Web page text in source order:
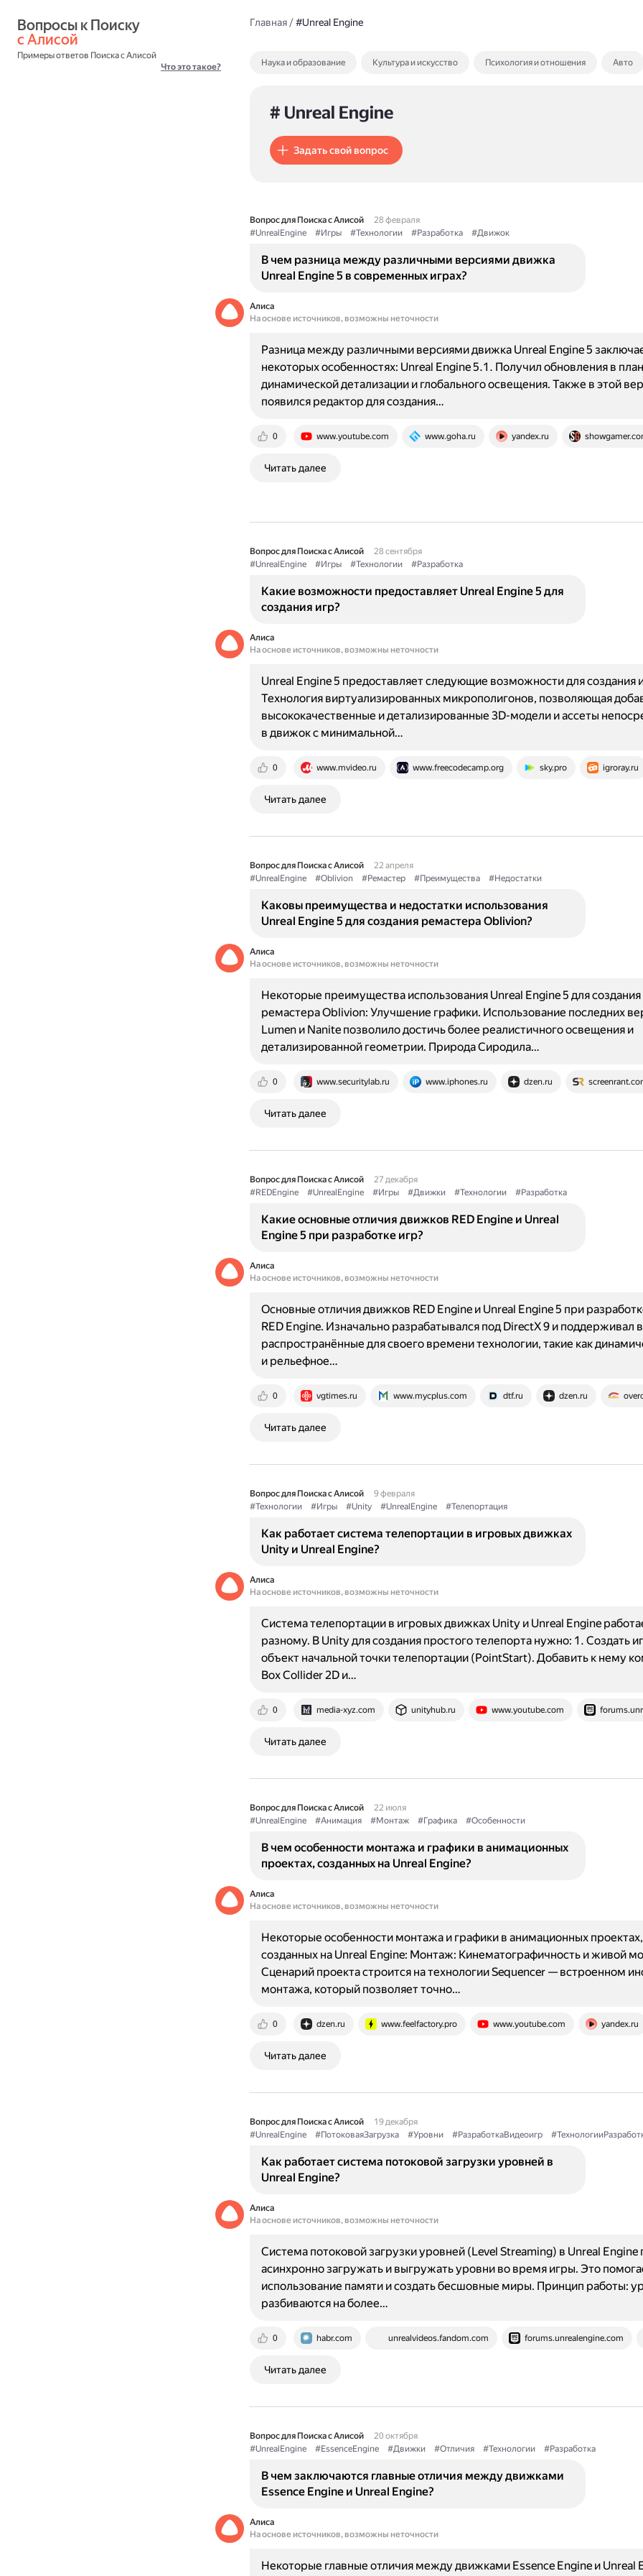
с Алисой
Примеры ответов Поиска с Алисой
Что это такое?
Главная/#Unreal Engine
Наука и образование Культура и искусство Психология и отношения Авто
# Unreal Engine
Задать свой вопрос
Вопрос для Поиска с Алисой
28 февраля
#UnrealEngine
#Игры #Технологии #Разработка #Движок
В чем разница между различными версиями движка
Unreal Engine 5 в современных играх?
Алиса
На основе источников, возможны неточности
0 www.youtube.com www.goha.ru yandex.ru
Разница между различными версиями движка Unreal Engine 5
некоторых особенностях: Unreal Engine 5.1. Получил обновления в
динамической детализации и глобального освещения. Также в этой
появился редактор для создания…
Читать далее
Вопрос для Поиска с Алисой
28 сентября
#UnrealEngine
#Игры #Технологии #Разработка
Какие возможности предоставляет Unreal Engine 5 для
создания игр?
Алиса
На основе источников, возможны неточности
0 www.mvideo.ru www.freecodecamp.org sky.pro igroray.ru
Unreal Engine 5 предоставляет следующие возможности для создания
Технология виртуализированных микрополигонов, позволяющая
высококачественные и детализированные 3D-модели и ассеты
в движок с минимальной…
Читать далее
Вопрос для Поиска с Алисой
22 апреля
#UnrealEngine
#Oblivion #Ремастер #Преимущества #Недостатки
Каковы преимущества и недостатки использования
Unreal Engine 5 для создания ремастера Oblivion?
Алиса
На основе источников, возможны неточности
0 www.securitylab.ru www.iphones.ru dzen.ru
Некоторые преимущества использования Unreal Engine 5 для создания
ремастера Oblivion: Улучшение графики. Использование последних
Lumen и Nanite позволило достичь более реалистичного освещения и
детализированной геометрии. Природа Сиродила…
Читать далее
Вопрос для Поиска с Алисой
27 декабря
#REDEngine
#UnrealEngine #Игры #Движки #Технологии #Разработка
Какие основные отличия движков RED Engine и Unreal
Engine 5 при разработке игр?
Алиса
На основе источников, возможны неточности
0 vgtimes.ru www.mycplus.com dtf.ru dzen.ru
Основные отличия движков RED Engine и Unreal Engine 5 при
RED Engine. Изначально разрабатывался под DirectX 9 и поддерживал
распространённые для своего времени технологии, такие как
и рельефное…
Читать далее
Вопрос для Поиска с Алисой
9 февраля
#Технологии
#Игры #Unity #UnrealEngine #Телепортация
Как работает система телепортации в игровых движках
Unity и Unreal Engine?
Алиса
На основе источников, возможны неточности
0 media-xyz.com unityhub.ru www.youtube.com
Система телепортации в игровых движках Unity и Unreal Engine
разному. В Unity для создания простого телепорта нужно: 1. Создать
объект начальной точки телепортации (PointStart). Добавить к нему
Box Collider 2D и…
Читать далее
Вопрос для Поиска с Алисой
22 июля
#UnrealEngine
#Анимация #Монтаж #Графика #Особенности
В чем особенности монтажа и графики в анимационных
проектах, созданных на Unreal Engine?
Алиса
На основе источников, возможны неточности
0 dzen.ru www.feelfactory.pro www.youtube.com yandex.ru
Некоторые особенности монтажа и графики в анимационных проектах,
созданных на Unreal Engine: Монтаж: Кинематографичность и живой
Сценарий проекта строится на технологии Sequencer — встроенном
монтажа, который позволяет точно…
Читать далее
Вопрос для Поиска с Алисой
19 декабря
#UnrealEngine
#ПотоковаяЗагрузка #Уровни #РазработкаВидеоигр
Как работает система потоковой загрузки уровней в
Unreal Engine?
Алиса
На основе источников, возможны неточности
0 habr.com unrealvideos.fandom.com forums.unrealengine.com
Система потоковой загрузки уровней (Level Streaming) в Unreal Engine
асинхронно загружать и выгружать уровни во время игры. Это
использование памяти и создать бесшовные миры. Принцип работы:
разбиваются на более…
Читать далее
Вопрос для Поиска с Алисой
20 октября
#UnrealEngine
#EssenceEngine #Движки #Отличия #Технологии #Разработка
В чем заключаются главные отличия между движками
Essence Engine и Unreal Engine?
Алиса
На основе источников, возможны неточности
Некоторые главные отличия между движками Essence Engine и Unreal